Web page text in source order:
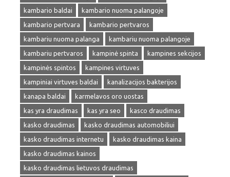
kambario baldai
kambario nuoma palangoje
kambario pertvara
kambario pertvaros
kambariu nuoma palanga
kambariu nuoma palangoje
kambariu pertvaros
kampinė spinta
kampines sekcijos
kampinės spintos
kampines virtuves
kampiniai virtuves baldai
kanalizacijos bakterijos
kanapa baldai
karmelavos oro uostas
kas yra draudimas
kas yra seo
kasco draudimas
kasko draudimas
kasko draudimas automobiliui
kasko draudimas internetu
kasko draudimas kaina
kasko draudimas kainos
kasko draudimas lietuvos draudimas